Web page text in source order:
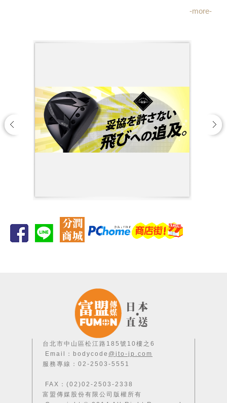
-more-
台北市中山區松江路185號10樓之6
Email：bodycode @jto-jp.com
服務專線：02-2503-5551
FAX：(02)02-2503-2338
富盟傳媒股份有限公司版權所有